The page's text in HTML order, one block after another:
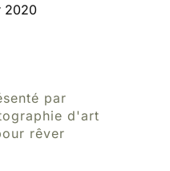
2020
par
d'art
rêver